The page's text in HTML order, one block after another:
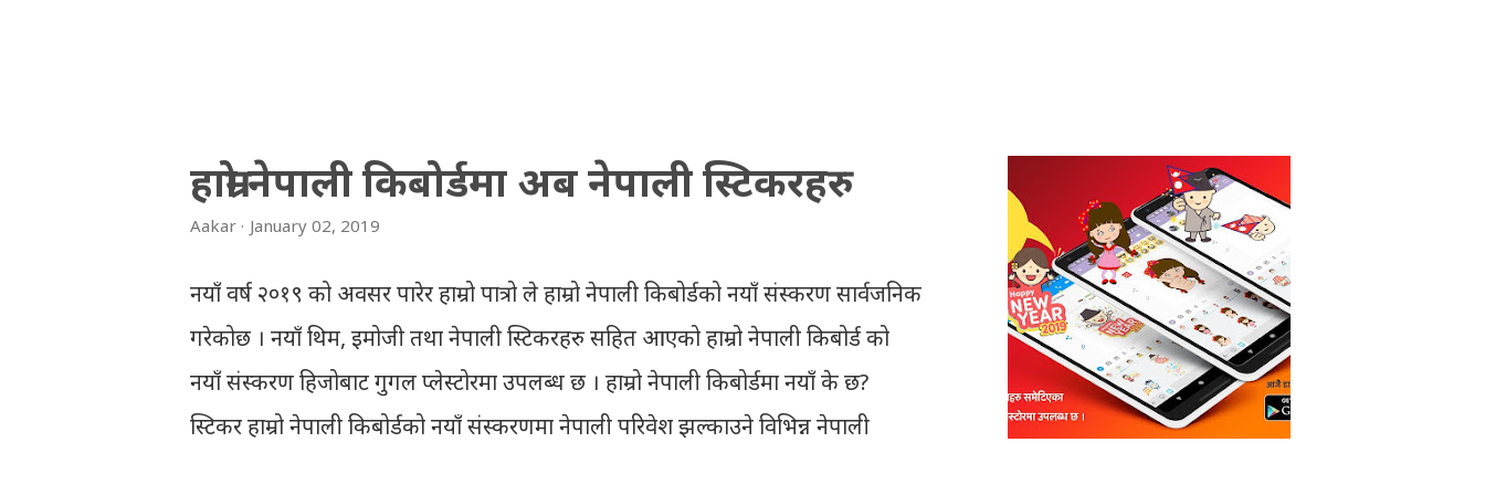
THT (symbol no. and birth date required). Download SLC Result
2066/2067 (2009-2010) : REGULAR: EXEMPTED: Distinction ---------------
First division First division Second Division Second Division Third
Division Third Division Withheld Withheld ...
हाम्रो नेपाली किबोर्डमा अब नेपाली स्टिकरहरु
Aakar January 02, 2019
नयाँ वर्ष २०१९ को अवसर पारेर हाम्रो पात्रो ले हाम्रो नेपाली किबोर्डको नयाँ संस्करण सार्वजनिक
गरेकोछ । नयाँ थिम, इमोजी तथा नेपाली स्टिकरहरु सहित आएको हाम्रो नेपाली किबोर्ड को
नयाँ संस्करण हिजोबाट गुगल प्लेस्टोरमा उपलब्ध छ । हाम्रो नेपाली किबोर्डमा नयाँ के छ?
स्टिकर हाम्रो नेपाली किबोर्डको नयाँ संस्करणमा नेपाली परिवेश झल्काउने विभिन्न नेपाली